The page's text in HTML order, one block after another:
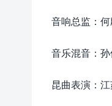
音响总监：
音乐混音：
昆曲表演：